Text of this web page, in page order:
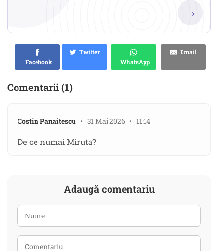
→
Facebook
Twitter
WhatsApp
Email
Comentarii (1)
Costin Panaitescu • 31 Mai 2026 • 11:14
De ce numai Miruta?
Adaugă comentariu